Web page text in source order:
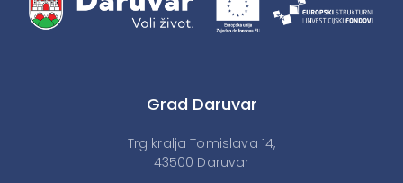
Grad Daruvar
Trg kralja Tomislava 14,
43500 Daruvar